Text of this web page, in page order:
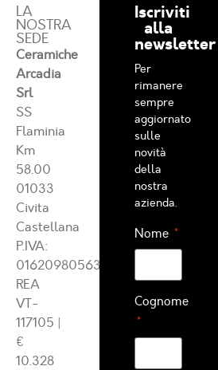
LA
NOSTRA
SEDE
Ceramiche
Arcadia
Srl
SS
Flaminia
Km
58.00
01033
Civita
Castellana
P.IVA:
01620980563
REA
VT-
117105 |
€
10.328
Iscriviti
alla
newsletter
Per
rimanere
sempre
aggiornato
sulle
novità
della
nostra
azienda.
Nome
Cognome